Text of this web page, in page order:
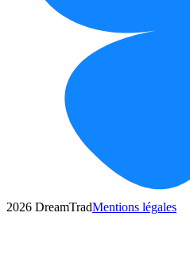
2026 DreamTradMentions légales